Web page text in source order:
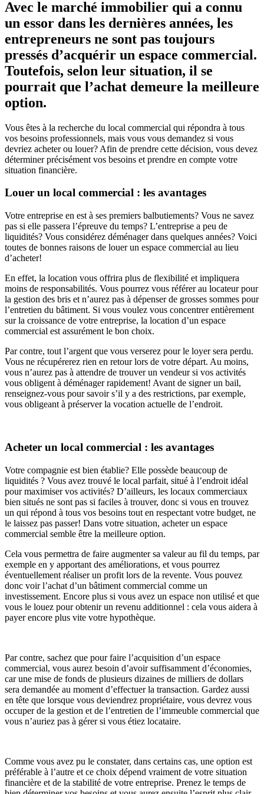
Avec le marché immobilier qui a connu
un essor dans les dernières années, les
entrepreneurs ne sont pas toujours
pressés d’acquérir un espace commercial.
Toutefois, selon leur situation, il se
pourrait que l’achat demeure la meilleure
option.
Vous êtes à la recherche du local commercial qui répondra à tous
vos besoins professionnels, mais vous vous demandez si vous
devriez acheter ou louer? Afin de prendre cette décision, vous devez
déterminer précisément vos besoins et prendre en compte votre
situation financière.
Louer un local commercial : les avantages
Votre entreprise en est à ses premiers balbutiements? Vous ne savez
pas si elle passera l’épreuve du temps? L’entreprise a peu de
liquidités? Vous considérez déménager dans quelques années? Voici
toutes de bonnes raisons de louer un espace commercial au lieu
d’acheter!
En effet, la location vous offrira plus de flexibilité et impliquera
moins de responsabilités. Vous pourrez vous référer au locateur pour
la gestion des bris et n’aurez pas à dépenser de grosses sommes pour
l’entretien du bâtiment. Si vous voulez vous concentrer entièrement
sur la croissance de votre entreprise, la location d’un espace
commercial est assurément le bon choix.
Par contre, tout l’argent que vous verserez pour le loyer sera perdu.
Vous ne récupérerez rien en retour lors de votre départ. Au moins,
vous n’aurez pas à attendre de trouver un vendeur si vos activités
vous obligent à déménager rapidement! Avant de signer un bail,
renseignez-vous pour savoir s’il y a des restrictions, par exemple,
vous obligeant à préserver la vocation actuelle de l’endroit.
Acheter un local commercial : les avantages
Votre compagnie est bien établie? Elle possède beaucoup de
liquidités ? Vous avez trouvé le local parfait, situé à l’endroit idéal
pour maximiser vos activités? D’ailleurs, les locaux commerciaux
bien situés ne sont pas si faciles à trouver, donc si vous en trouvez
un qui répond à tous vos besoins tout en respectant votre budget, ne
le laissez pas passer! Dans votre situation, acheter un espace
commercial semble être la meilleure option.
Cela vous permettra de faire augmenter sa valeur au fil du temps, par
exemple en y apportant des améliorations, et vous pourrez
éventuellement réaliser un profit lors de la revente. Vous pouvez
donc voir l’achat d’un bâtiment commercial comme un
investissement. Encore plus si vous avez un espace non utilisé et que
vous le louez pour obtenir un revenu additionnel : cela vous aidera à
payer encore plus vite votre hypothèque.
Par contre, sachez que pour faire l’acquisition d’un espace
commercial, vous aurez besoin d’avoir suffisamment d’économies,
car une mise de fonds de plusieurs dizaines de milliers de dollars
sera demandée au moment d’effectuer la transaction. Gardez aussi
en tête que lorsque vous deviendrez propriétaire, vous devrez vous
occuper de la gestion et de l’entretien de l’immeuble commercial que
vous n’auriez pas à gérer si vous étiez locataire.
Comme vous avez pu le constater, dans certains cas, une option est
préférable à l’autre et ce choix dépend vraiment de votre situation
financière et de la stabilité de votre entreprise. Prenez le temps de